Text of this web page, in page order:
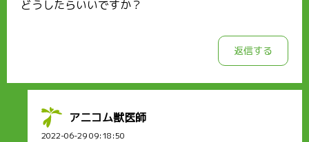
どうしたらいいですか？
返信する
アニコム獣医師
2022-06-29 09:18:50